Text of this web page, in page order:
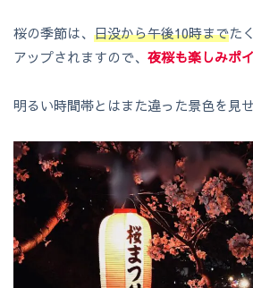
桜の季節は、 日没から午後10時までた
アップされますので、 夜桜も楽しみポ
明るい時間帯とはまた違った景色を見